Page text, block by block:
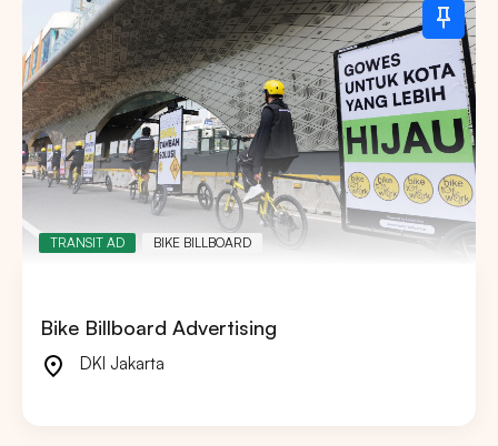
TRANSIT AD BIKE BILLBOARD
Bike Billboard Advertising
DKI Jakarta